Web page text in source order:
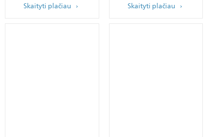
Skaityti plačiau
Skaityti plačiau